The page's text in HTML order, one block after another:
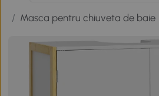
/ Masca pentru chiuveta de baie